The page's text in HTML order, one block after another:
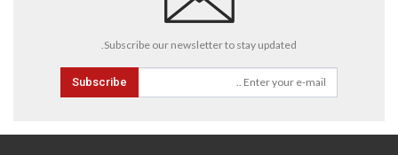
Subscribe our newsletter to stay updated.
Subscribe